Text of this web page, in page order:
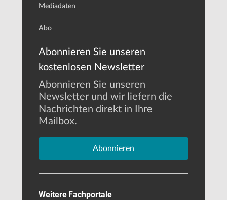
Mediadaten
Abo
Abonnieren Sie unseren
kostenlosen Newsletter
Abonnieren Sie unseren
Newsletter und wir liefern die
Nachrichten direkt in Ihre
Mailbox.
Abonnieren
Weitere Fachportale